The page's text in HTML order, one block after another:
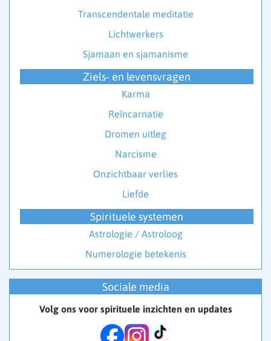
Transcendentale meditatie
Lichtwerkers
Sjamaan en sjamanisme
Ziels- en levensvragen
Karma
Reïncarnatie
Dromen uitleg
Narcisme
Onzichtbaar verlies
Liefde
Spirituele systemen
Astrologie / Astroloog
Numerologie betekenis
Sociale media
Volg ons voor spirituele inzichten en updates